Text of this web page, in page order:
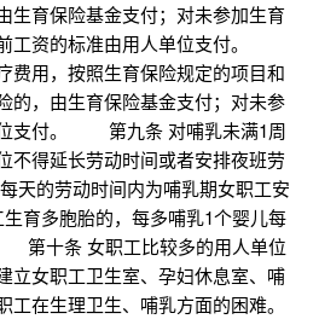
生育保险基金支付；对未参加生育
工资的标准由用人单位支付。
费用，按照生育保险规定的项目和
的，由生育保险基金支付；对未参
位支付。 第九条 对哺乳未满1周
不得延长劳动时间或者安排夜班劳
的劳动时间内为哺乳期女职工安
育多胞胎的，每多哺乳1个婴儿每
十条 女职工比较多的用人单位
立女职工卫生室、孕妇休息室、哺
在生理卫生、哺乳方面的困难。